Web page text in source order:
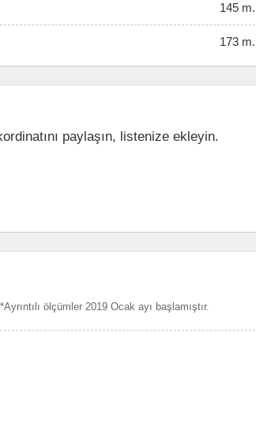
145 m.
173 m.
paylaşın, listenize ekleyin.
*Ayrıntılı ölçümler 2019 Ocak ayı başlamıştır.